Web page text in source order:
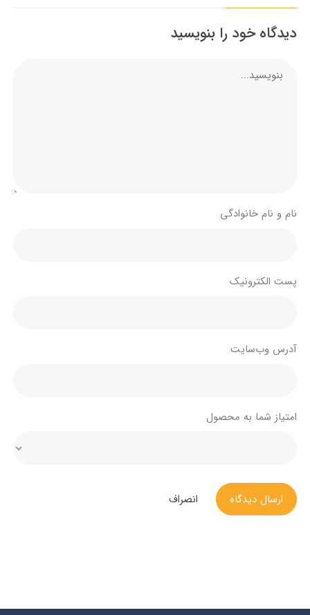
دیدگاه خود را بنویسید
نام و نام خانوادگی
پست الکترونیک
آدرس وب‌سایت
امتیاز شما به محصول
ارسال دیدگاه انصراف